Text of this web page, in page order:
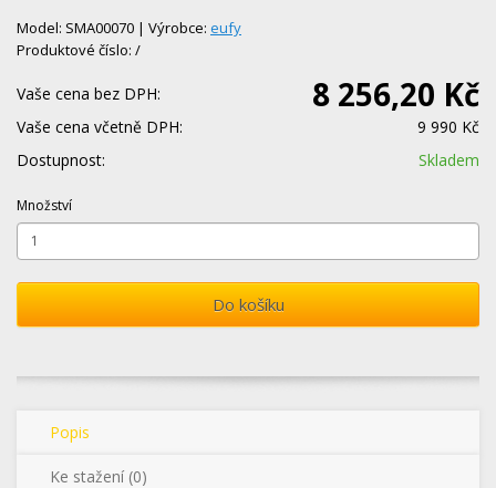
Model: SMA00070 | Výrobce: eufy
Produktové číslo: /
Vaše cena bez DPH: 8 256,20 Kč
Vaše cena včetně DPH:
9 990 Kč
Dostupnost:
Skladem
Množství
Do košíku
Popis
Ke stažení (0)